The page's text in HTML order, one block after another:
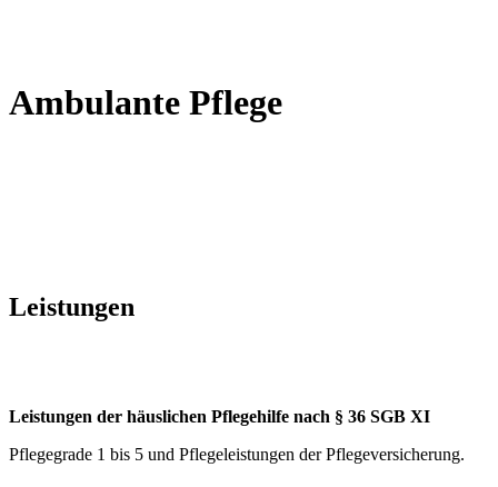
Ambulante Pflege
Leistungen
Leistungen der häuslichen Pflegehilfe nach § 36 SGB XI
Pflegegrade 1 bis 5 und Pflegeleistungen der Pflegeversicherung.